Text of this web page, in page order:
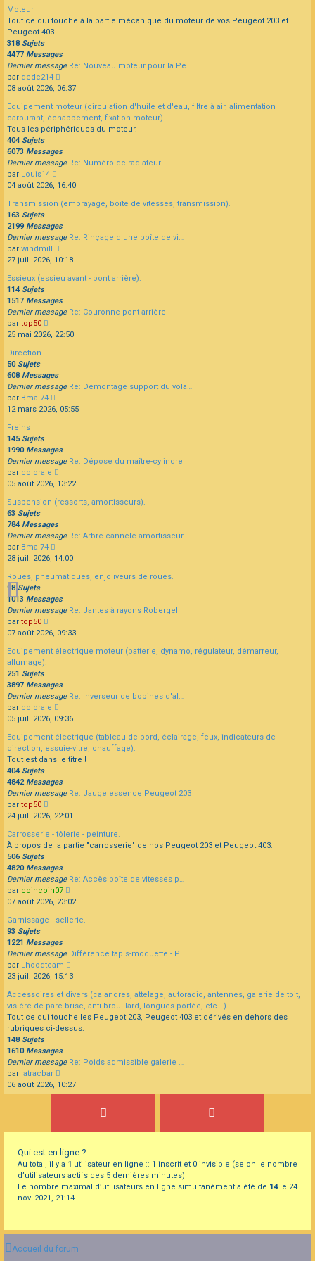
Moteur
Tout ce qui touche à la partie mécanique du moteur de vos Peugeot 203 et
Peugeot 403.
318 Sujets
4477 Messages
Dernier message Re: Nouveau moteur pour la Pe…
par dede214
le
message
08 août 2026, 06:37
Equipement moteur (circulation d'huile et d'eau, filtre à air, alimentation
carburant, échappement, fixation moteur).
Tous les périphériques du moteur.
404 Sujets
6073 Messages
Dernier message Re: Numéro de radiateur
par Louis14
le
message
04 août 2026, 16:40
Transmission (embrayage, boîte de vitesses, transmission).
163 Sujets
2199 Messages
Dernier message Re: Rinçage d'une boîte de vi…
par windmill
le
message
27 juil. 2026, 10:18
Essieux (essieu avant - pont arrière).
114 Sujets
1517 Messages
Dernier message Re: Couronne pont arrière
par top50
le
25 mai 2026, 22:50
Direction
50 Sujets
608 Messages
Dernier message Re: Démontage support du vola…
par Bmal74
le
12 mars 2026, 05:55
Freins
145 Sujets
1990Messages
Dernier message Re: Dépose du maître-cylindre
par colorale
le
message
05 août 2026, 13:22
Suspension (ressorts, amortisseurs).
63 Sujets
784 Messages
Dernier message Re: Arbre cannelé amortisseur…
par Bmal74
le
message
28 juil. 2026, 14:00
Roues, pneumatiques, enjoliveurs de roues.
98 Sujets
1013 Messages
Dernier message Re: Jantes à rayons Robergel
par top50
le
message
07 août 2026, 09:33
Equipement électrique moteur (batterie, dynamo, régulateur, démarreur,
allumage).
251 Sujets
3897 Messages
Dernier message Re: Inverseur de bobines d'al…
par colorale
le
message
05 juil. 2026, 09:36
Equipement électrique (tableau de bord, éclairage, feux, indicateurs de
direction, essuie-vitre, chauffage).
Tout est dans le titre !
404 Sujets
4842Messages
Dernier message Re: Jauge essence Peugeot 203
par top50
le
message
24 juil. 2026, 22:01
Carrosserie - tôlerie - peinture.
À propos de la partie "carrosserie" de nos Peugeot 203 et Peugeot 403.
506 Sujets
4820Messages
Dernier message Re: Accès boîte de vitesses p…
par coincoin07
le
message
07 août 2026, 23:02
Garnissage - sellerie.
93 Sujets
1221 Messages
Dernier message Différence tapis-moquette - P…
par Lhooqteam
le
message
23 juil. 2026, 15:13
Accessoires et divers (calandres, attelage, autoradio, antennes, galerie de toit,
visière de pare-brise, anti-brouillard, longues-portée, etc...).
Tout ce qui touche les Peugeot 203, Peugeot 403 et dérivés en dehors des
rubriques ci-dessus.
148 Sujets
1610Messages
Dernier message Re: Poids admissible galerie …
par latracbar
le
dernier
06 août 2026, 10:27
Qui est en ligne ?
Au total, il y a 1 utilisateur en ligne :: 1 inscrit et 0 invisible (selon le nombre
d’utilisateurs actifs des 5 dernières minutes)
Le nombre maximal d’utilisateurs en ligne simultanément a été de 14le 24
nov. 2021, 21:14
Accueil du forum